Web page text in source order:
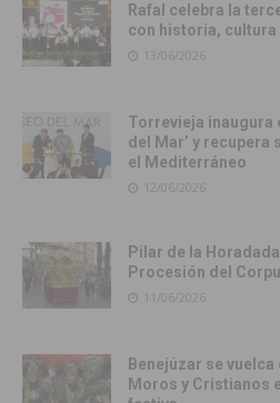
Rafal celebra la
con historia, cultura
13/06/2026
Torrevieja inaugura
del Mar’ y
el Mediterráneo
12/06/2026
Pilar de la
Procesión del
11/06/2026
Benejúzar se
Moros y Cristianos